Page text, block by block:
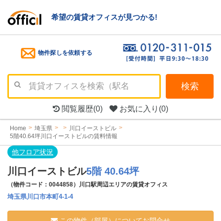
希望の賃貸オフィスが見つかる!
物件探しを依頼する
検索
閲覧履歴(0) お気に入り (0)
Home 埼玉県
川口イーストビル
5階40.64坪川口イーストビルの賃料情報
他フロア状況
川口イーストビル5階 40.64坪
（物件コード：0044858）川口駅周辺エリアの賃貸オフィス
埼玉県川口市本町4-1-4